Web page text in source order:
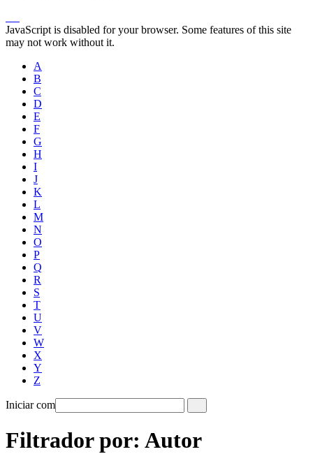
JavaScript is disabled for your browser. Some features of this site
may not work without it.
A
B
C
D
E
F
G
H
I
J
K
L
M
N
O
P
Q
R
S
T
U
V
W
X
Y
Z
Iniciar com
Filtrador por: Autor